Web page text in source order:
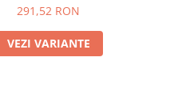
291,52 RON
VEZI VARIANTE